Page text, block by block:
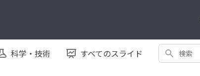
科学・技術 すべてのスライド 検索